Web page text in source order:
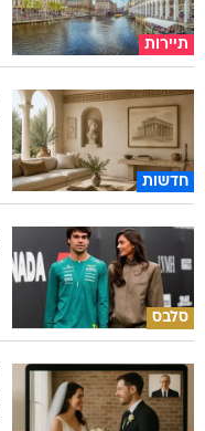
תיירות
חדשות
סלבס